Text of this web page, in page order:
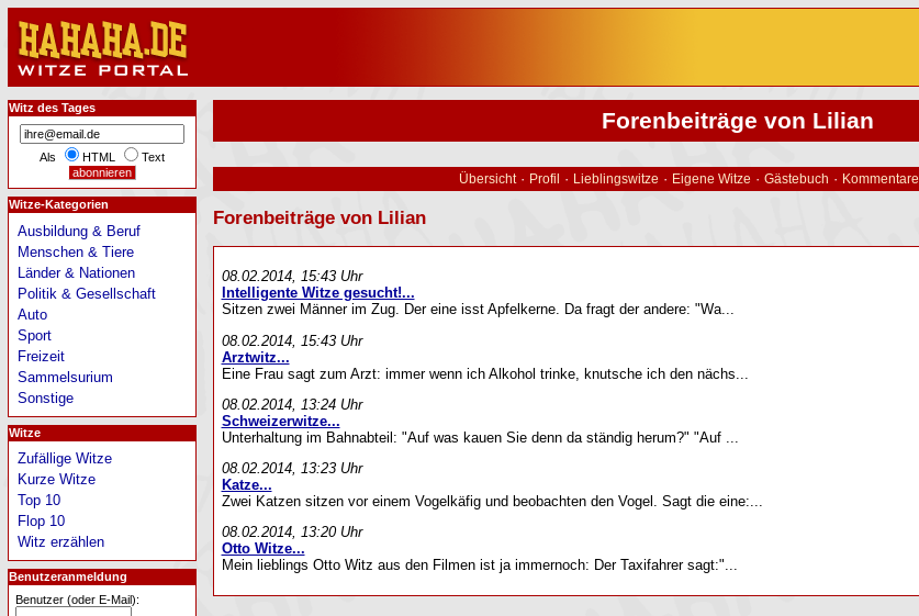
Forenbeiträge von Lilian
Übersicht · Profil · Lieblingswitze · Eigene Witze · Gästebuch · Kommentare
Forenbeiträge von Lilian
08.02.2014, 15:43 Uhr
Intelligente Witze gesucht!...
Sitzen zwei Männer im Zug. Der eine isst Apfelkerne. Da fragt der andere: "Wa...
08.02.2014, 15:43 Uhr
Arztwitz...
Eine Frau sagt zum Arzt: immer wenn ich Alkohol trinke, knutsche ich den nächs...
08.02.2014, 13:24 Uhr
Schweizerwitze...
Unterhaltung im Bahnabteil: "Auf was kauen Sie denn da ständig herum?" "Auf ...
08.02.2014, 13:23 Uhr
Katze...
Zwei Katzen sitzen vor einem Vogelkäfig und beobachten den Vogel. Sagt die eine:...
08.02.2014, 13:20 Uhr
Otto Witze...
Mein lieblings Otto Witz aus den Filmen ist ja immernoch: Der Taxifahrer sagt:"...
Witz des Tages
Als HTML Text
Witze-Kategorien
Ausbildung & Beruf
Menschen & Tiere
Länder & Nationen
Politik & Gesellschaft
Auto
Sport
Freizeit
Sammelsurium
Sonstige
Witze
Zufällige Witze
Kurze Witze
Top 10
Flop 10
Witz erzählen
Benutzeranmeldung
Benutzer (oder E-Mail):